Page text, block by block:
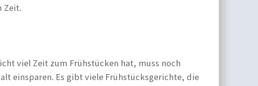
Zeit.
viel Zeit zum Frühstücken hat, muss noch
einsparen. Es gibt viele Frühstücksgerichte, die